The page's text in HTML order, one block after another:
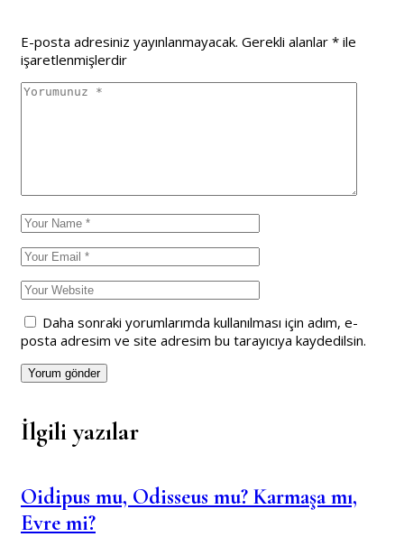
E-posta adresiniz yayınlanmayacak. Gerekli alanlar * ile
işaretlenmişlerdir
Daha sonraki yorumlarımda kullanılması için adım, e-
posta adresim ve site adresim bu tarayıcıya kaydedilsin.
Yorum gönder
Oidipus mu, Odisseus mu? Karmaşa mı,
Evre mi?